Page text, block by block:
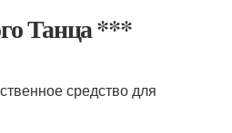
Танца ***
средство для